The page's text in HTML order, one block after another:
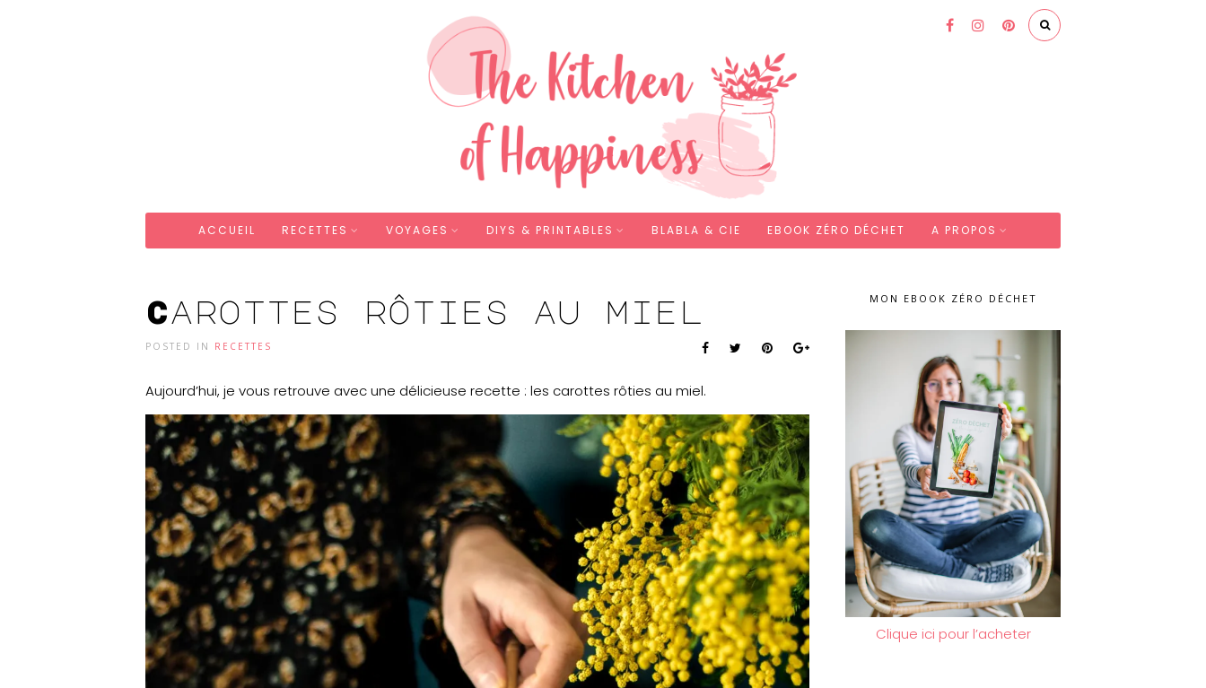
ACCUEIL RECETTES VOYAGES DIYS & PRINTABLES BLABLA & CIE EBOOK ZÉRO DÉCHET A PROPOS
Carottes rôties au miel
POSTED IN RECETTES
Aujourd’hui, je vous retrouve avec une délicieuse recette : les carottes rôties au miel.
MON EBOOK ZÉRO DÉCHET
Clique ici pour l’acheter